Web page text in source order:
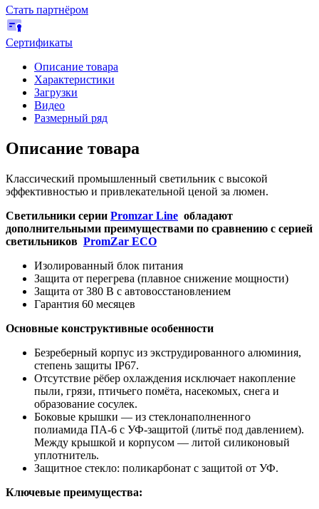
Стать партнёром
Сертификаты
Описание товара
Характеристики
Загрузки
Видео
Размерный ряд
Описание товара
Классический промышленный светильник с высокой
эффективностью и привлекательной ценой за люмен.
Светильники серии Promzar Line обладают
дополнительными преимуществами по сравнению с серией
светильников PromZar ECO
Изолированный блок питания
Защита от перегрева (плавное снижение мощности)
Защита от 380 В с автовосстановлением
Гарантия 60 месяцев
Основные конструктивные особенности
Безреберный корпус из экструдированного алюминия,
степень защиты IP67.
Отсутствие рёбер охлаждения исключает накопление
пыли, грязи, птичьего помёта, насекомых, снега и
образование сосулек.
Боковые крышки — из стеклонаполненного
полиамида ПА-6 с УФ-защитой (литьё под давлением).
Между крышкой и корпусом — литой силиконовый
уплотнитель.
Защитное стекло: поликарбонат с защитой от УФ.
Ключевые преимущества: